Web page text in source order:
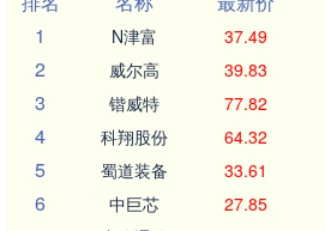
1
N津富 37.49
2 威尔高 39.83
3 锴威特 77.82
4 科翔股份 64.32
5 蜀道装备 33.61
6 中巨芯 27.85